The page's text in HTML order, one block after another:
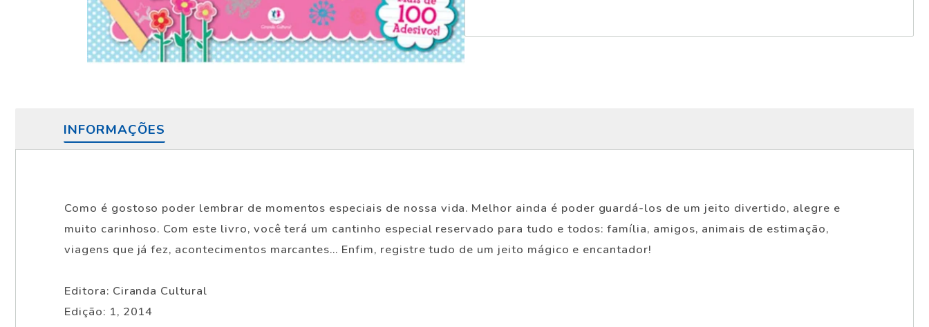
INFORMAÇÕES
Como é gostoso poder lembrar de momentos especiais de nossa vida. Melhor ainda é poder guardá-los de um jeito divertido, alegre e
muito carinhoso. Com este livro, você terá um cantinho especial reservado para tudo e todos: família, amigos, animais de estimação,
viagens que já fez, acontecimentos marcantes... Enfim, registre tudo de um jeito mágico e encantador!
Editora: Ciranda Cultural
Edição: 1, 2014